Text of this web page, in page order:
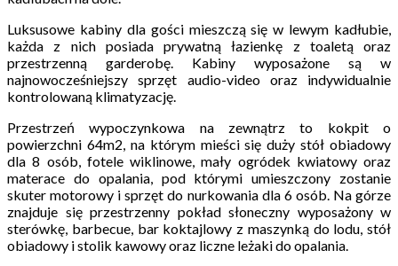
Luksusowe kabiny dla gości mieszczą się w lewym kadłubie,
każda z nich posiada prywatną łazienkę z toaletą oraz
przestrzenną garderobę. Kabiny wyposażone są w
najnowocześniejszy sprzęt audio-video oraz indywidualnie
kontrolowaną klimatyzację.
Przestrzeń wypoczynkowa na zewnątrz to kokpit o
powierzchni 64m2, na którym mieści się duży stół obiadowy
dla 8 osób, fotele wiklinowe, mały ogródek kwiatowy oraz
materace do opalania, pod którymi umieszczony zostanie
skuter motorowy i sprzęt do nurkowania dla 6 osób. Na górze
znajduje się przestrzenny pokład słoneczny wyposażony w
sterówkę, barbecue, bar koktajlowy z maszynką do lodu, stół
obiadowy i stolik kawowy oraz liczne leżaki do opalania.